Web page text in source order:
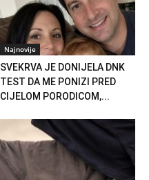
Najnovije
SVEKRVA JE DONIJELA DNK
TEST DA ME PONIZI PRED
CIJELOM PORODICOM,...